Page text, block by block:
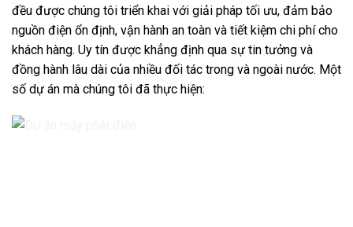
đều được chúng tôi triển khai với giải pháp tối ưu, đảm bảo
nguồn điện ổn định, vận hành an toàn và tiết kiệm chi phí cho
khách hàng. Uy tín được khẳng định qua sự tin tưởng và
đồng hành lâu dài của nhiều đối tác trong và ngoài nước. Một
số dự án mà chúng tôi đã thực hiện: